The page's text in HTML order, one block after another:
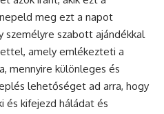
meg ezt a napot
személyre szabott ajándékkal
amely emlékezteti a
mennyire különleges és
lehetőséget ad arra, hogy
és kifejezd háládat és